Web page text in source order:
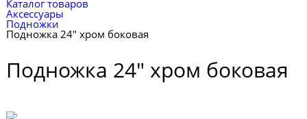
Каталог товаров
Аксессуары
Подножки
Подножка 24" хром боковая
Подножка 24" хром боковая